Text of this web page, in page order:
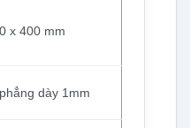
x 400 mm
dày 1mm